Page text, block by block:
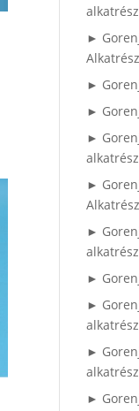
►
►
►
►
►
►
►
►
►
►